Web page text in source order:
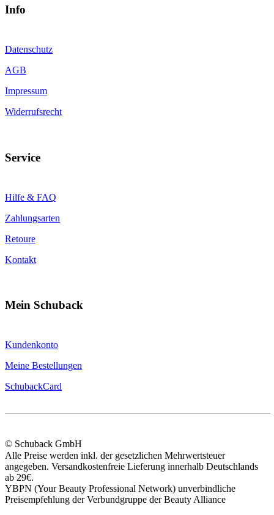
Info
Datenschutz
AGB
Impressum
Widerrufsrecht
Service
Hilfe & FAQ
Zahlungsarten
Retoure
Kontakt
Mein Schuback
Kundenkonto
Meine Bestellungen
SchubackCard
© Schuback GmbH
Alle Preise werden inkl. der gesetzlichen Mehrwertsteuer
angegeben. Versandkostenfreie Lieferung innerhalb Deutschlands
ab 29€.
YBPN (Your Beauty Professional Network) unverbindliche
Preisempfehlung der Verbundgruppe der Beauty Alliance